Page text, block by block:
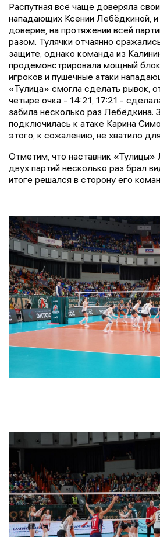
Распутная всё чаще доверяла
нападающих Ксении Лебёдкиной,
доверие, на протяжении всей
разом. Тулячки отчаянно
защите, однако команда из
продемонстрировала мощный
игроков и пушечные атаки
«Тулица» смогла сделать рывок,
четыре очка - 14:21, 17:21 -
забила несколько раз Лебёдкина.
подключилась к атаке Карина
этого, к сожалению, не хватило
Отметим, что наставник «Тулицы»
двух партий несколько раз брал
итоге решался в сторону его